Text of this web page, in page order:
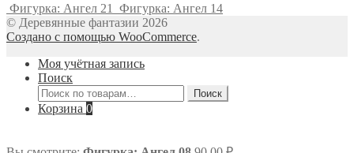
Фигурка: Ангел 21
Фигурка: Ангел 14
© Деревянные фантазии 2026
Создано с помощью WooCommerce.
Моя учётная запись
Поиск
Искать:
Поиск
Корзина 0